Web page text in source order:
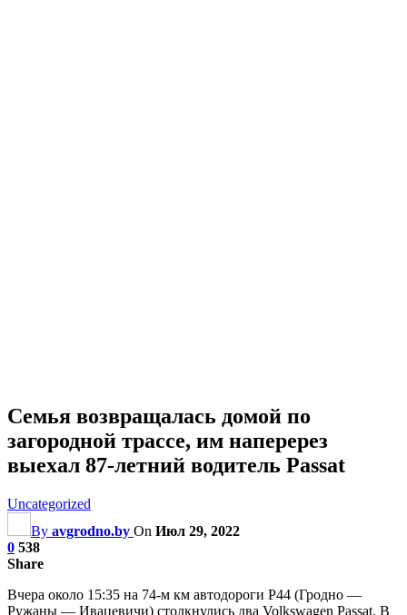
Семья возвращалась домой по
загородной трассе, им наперерез
выехал 87-летний водитель Passat
Uncategorized
By avgrodno.by On Июл 29, 2022
0 538
Share
Вчера около 15:35 на 74-м км автодороги Р44 (Гродно —
Ружаны — Ивацевичи) столкнулись два Volkswagen Passat. В